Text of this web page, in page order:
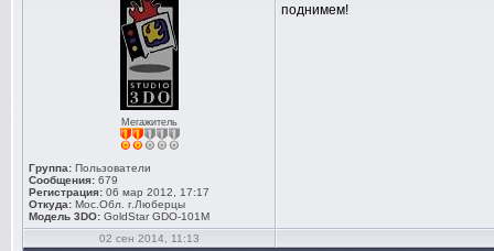
Мегажитель
Группа: Пользователи
Сообщения: 679
Регистрация: 06 мар 2012, 17:17
Откуда: Мос.Обл. г.Люберцы
Модель 3DO: GoldStar GDO-101M
поднимем!
02 сен 2014, 11:13